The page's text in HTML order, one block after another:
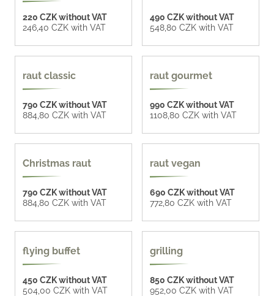
220 CZK without VAT
246,40 CZK with VAT
490 CZK without VAT
548,80 CZK with VAT
raut classic
790 CZK without VAT
884,80 CZK with VAT
raut gourmet
990 CZK without VAT
1108,80 CZK with VAT
Christmas raut
790 CZK without VAT
884,80 CZK with VAT
raut vegan
690 CZK without VAT
772,80 CZK with VAT
flying buffet
450 CZK without VAT
504,00 CZK with VAT
compose your menu
grilling
850 CZK without VAT
952,00 CZK with VAT